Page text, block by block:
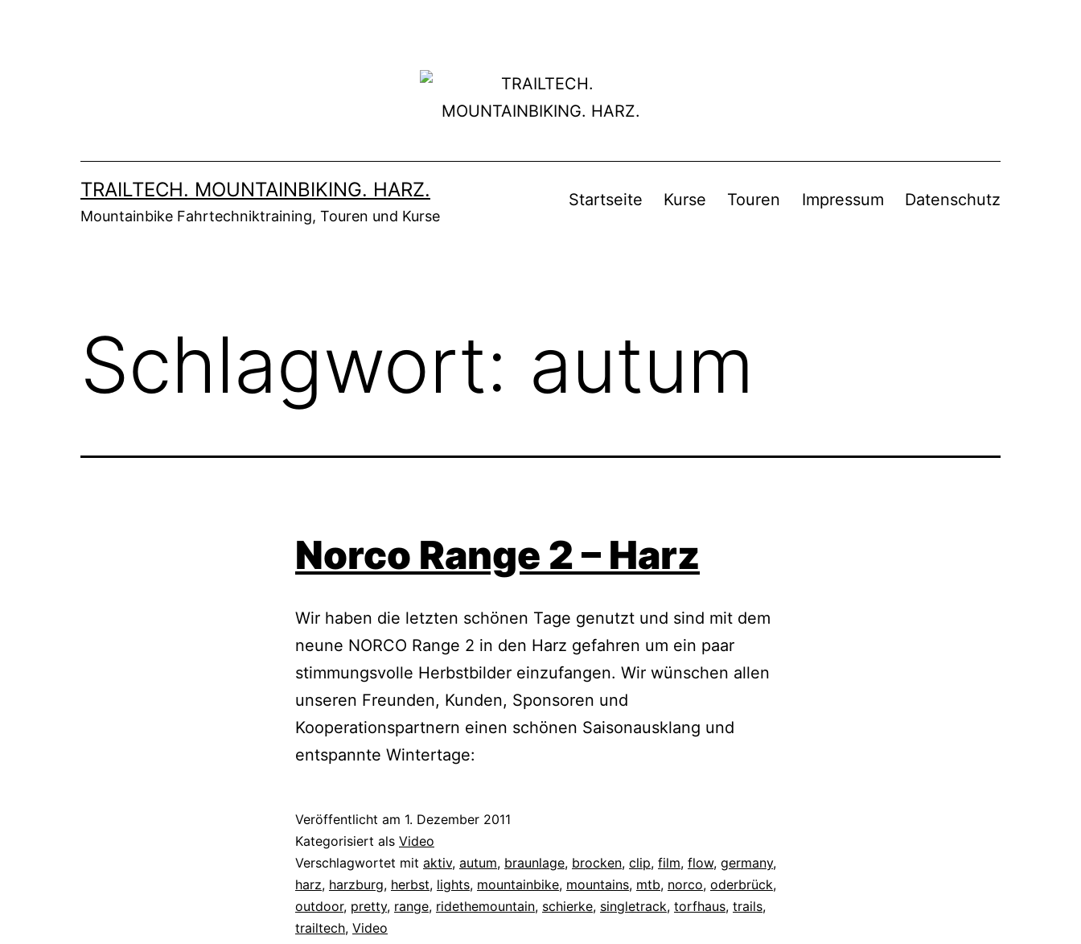
TRAILTECH. MOUNTAINBIKING. HARZ.
Mountainbike Fahrtechniktraining, Touren und Kurse
Startseite Kurse Touren Impressum Datenschutz
Schlagwort: autum
Norco Range 2 – Harz
Wir haben die letzten schönen Tage genutzt und sind mit dem
neune NORCO Range 2 in den Harz gefahren um ein paar
stimmungsvolle Herbstbilder einzufangen. Wir wünschen allen
unseren Freunden, Kunden, Sponsoren und
Kooperationspartnern einen schönen Saisonausklang und
entspannte Wintertage:
Veröffentlicht am 1. Dezember 2011
Kategorisiert als Video
Verschlagwortet mit aktiv, autum, braunlage, brocken, clip, film, flow, germany,
harz, harzburg, herbst, lights, mountainbike, mountains, mtb, norco, oderbrück,
outdoor, pretty, range, ridethemountain, schierke, singletrack, torfhaus, trails,
trailtech, Video